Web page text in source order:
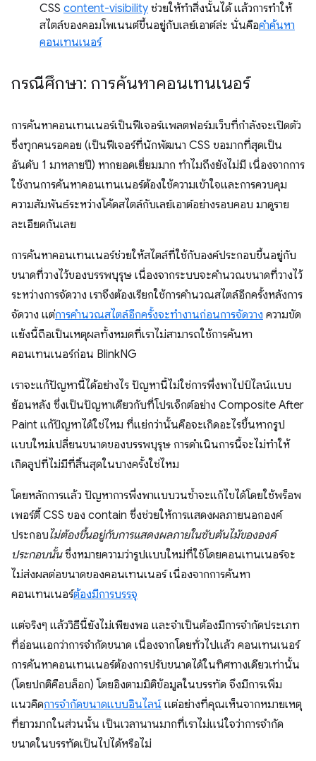
CSS content-visibility ช่วยให้ทำสิ่งนั้นได้ แล้วการทำให้
สไตล์ของคอมโพเนนต์ขึ้นอยู่กับเลย์เอาต์ล่ะ นั่นคือคำค้นหา
คอนเทนเนอร์
กรณีศึกษา: การค้นหาคอนเทนเนอร์
การค้นหาคอนเทนเนอร์เป็นฟีเจอร์แพลตฟอร์มเว็บที่กําลังจะเปิดตัว
ซึ่งทุกคนรอคอย (เป็นฟีเจอร์ที่นักพัฒนา CSS ขอมากที่สุดเป็น
อันดับ 1 มาหลายปี) หากยอดเยี่ยมมาก ทำไมถึงยังไม่มี เนื่องจากการ
ใช้งานการค้นหาคอนเทนเนอร์ต้องใช้ความเข้าใจและการควบคุม
ความสัมพันธ์ระหว่างโค้ดสไตล์กับเลย์เอาต์อย่างรอบคอบ มาดูราย
ละเอียดกันเลย
การค้นหาคอนเทนเนอร์ช่วยให้สไตล์ที่ใช้กับองค์ประกอบขึ้นอยู่กับ
ขนาดที่วางไว้ของบรรพบุรุษ เนื่องจากระบบจะคํานวณขนาดที่วางไว้
ระหว่างการจัดวาง เราจึงต้องเรียกใช้การคํานวณสไตล์อีกครั้งหลังการ
จัดวาง แต่การคํานวณสไตล์อีกครั้งจะทํางานก่อนการจัดวาง ความขัด
แย้งนี้ถือเป็นเหตุผลทั้งหมดที่เราไม่สามารถใช้การค้นหา
คอนเทนเนอร์ก่อน BlinkNG
เราจะแก้ปัญหานี้ได้อย่างไร ปัญหานี้ไม่ใช่การพึ่งพาไปป์ไลน์แบบ
ย้อนหลัง ซึ่งเป็นปัญหาเดียวกับที่โปรเจ็กต์อย่าง Composite After
Paint แก้ปัญหาได้ใช่ไหม ที่แย่กว่านั้นคือจะเกิดอะไรขึ้นหากรูป
แบบใหม่เปลี่ยนขนาดของบรรพบุรุษ การดำเนินการนี้จะไม่ทำให้
เกิดลูปที่ไม่มีที่สิ้นสุดในบางครั้งใช่ไหม
โดยหลักการแล้ว ปัญหาการพึ่งพาแบบวนซ้ำจะแก้ไขได้โดยใช้พร็อพ
เพอร์ตี้ CSS ของ contain ซึ่งช่วยให้การแสดงผลภายนอกองค์
ประกอบไม่ต้องขึ้นอยู่กับการแสดงผลภายในซับต้นไม้ขององค์
ประกอบนั้นซึ่งหมายความว่ารูปแบบใหม่ที่ใช้โดยคอนเทนเนอร์จะ
ไม่ส่งผลต่อขนาดของคอนเทนเนอร์ เนื่องจากการค้นหา
คอนเทนเนอร์ต้องมีการบรรจุ
แต่จริงๆ แล้ววิธีนี้ยังไม่เพียงพอ และจำเป็นต้องมีการจำกัดประเภท
ที่อ่อนแอกว่าการจำกัดขนาด เนื่องจากโดยทั่วไปแล้ว คอนเทนเนอร์
การค้นหาคอนเทนเนอร์ต้องการปรับขนาดได้ในทิศทางเดียวเท่านั้น
(โดยปกติคือบล็อก) โดยอิงตามมิติข้อมูลในบรรทัด จึงมีการเพิ่ม
แนวคิดการจำกัดขนาดแบบอินไลน์ แต่อย่างที่คุณเห็นจากหมายเหตุ
ที่ยาวมากในส่วนนั้น เป็นเวลานานมากที่เราไม่แน่ใจว่าการจำกัด
ขนาดในบรรทัดเป็นไปได้หรือไม่